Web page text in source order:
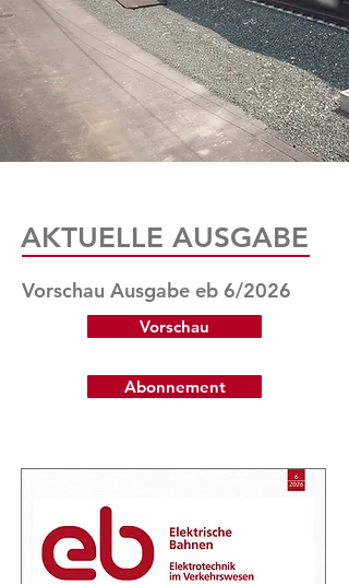
AKTUELLE AUSGABE
Vorschau Ausgabe eb 6/2026
Vorschau
Abonnement